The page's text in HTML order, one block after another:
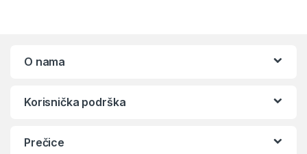
O nama
Korisnička podrška
Prečice